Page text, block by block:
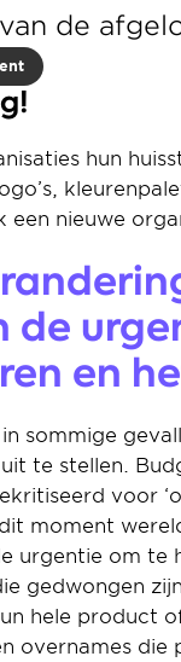
de
hun
nieuwe
de
en
sommige
te stellen.
voor
moment
urgentie om te
gedwongen
hele product
overnames